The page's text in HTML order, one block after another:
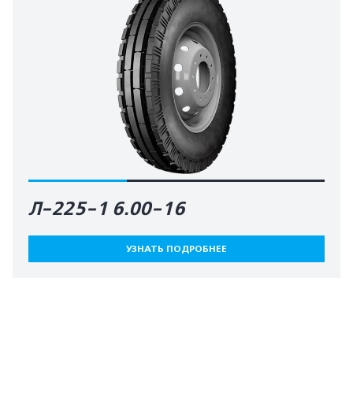
Л-225-1 6.00-16
УЗНАТЬ ПОДРОБНЕЕ